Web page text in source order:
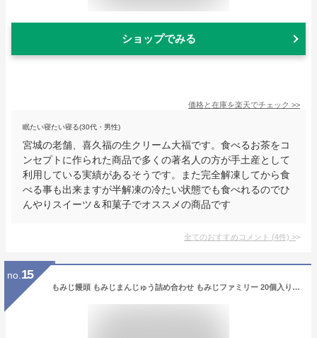
ショップでみる
価格と在庫を楽天でチェック >>
眠たい寝たい寝る(30代・男性)
宮城の老舗、喜久福の生クリーム大福です。食べるお茶をコ
ンセプトに作られた商品で多くの著名人の方が手土産として
利用している実績があるそうです。また完全解凍してから食
べる事も出来ますが半解凍の冷たい状態でも食べれるのでひ
んやりスイーツ＆和菓子でオススメの商品です
全てのおすすめコメント (4件) >
no. 15
もみじ饅頭 もみじまんじゅう詰め合わせ もみじファミリー 20個入り やまだ屋 広島 宮島 お土産 おみやげ 和菓子 お菓子 スイーツ ギフト 観光 修学旅行 父の日 お中元